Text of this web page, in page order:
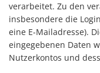
verarbeitet. Zu den
insbesondere die
eine E-Mailadresse).
eingegebenen Daten
Nutzerkontos und